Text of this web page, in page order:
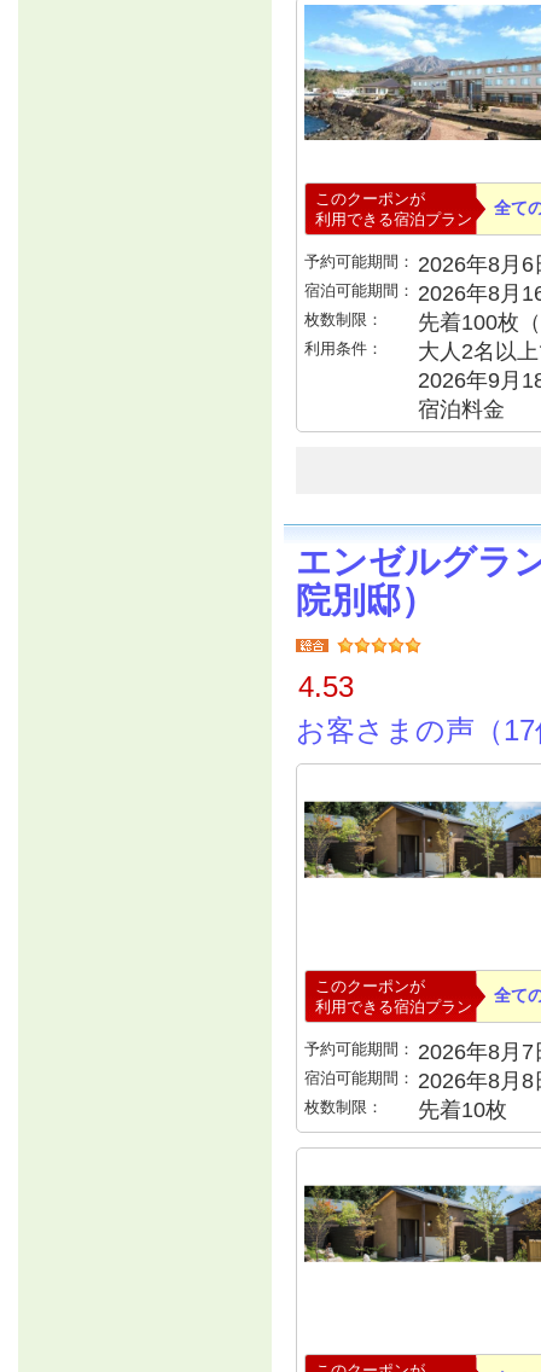
このクーポンが
利用できる宿泊プラン
全て
予約可能期間： 2026年8月
宿泊可能期間： 2026年8月
枚数制限： 先着100枚
利用条件：
大人2名以
2026年9月
宿泊料金
エンゼルグラ
院別邸）
4.53
お客さまの声（
このクーポンが
利用できる宿泊プラン
全て
予約可能期間： 2026年8月
宿泊可能期間： 2026年8月
枚数制限： 先着10枚